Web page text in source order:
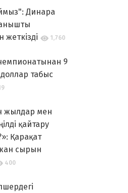
Динара
1,760
9
табыс
жылдар мен
қайтару
Қарақат
сырын
400